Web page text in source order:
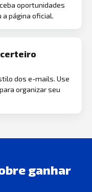
oportunidades
a página oficial.
certeiro
dos e-mails. Use
organizar seu
ganhar